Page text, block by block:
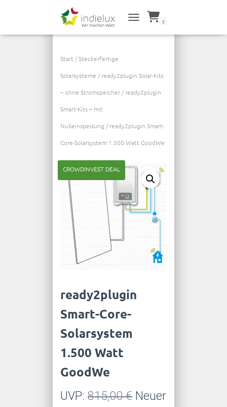
NAVIGATION UMSCHALTEN
0
Start /Steckerfertige
Solarsysteme /ready2plugin Solar-Kits
– ohne Stromspeicher/ready2plugin
Smart-Kits – mit
Nulleinspeisung / ready2plugin Smart-
Core-Solarsystem 1.500 Watt GoodWe
CROWDINVEST DEAL
ready2plugin
Smart-Core-
Solarsystem
1.500 Watt
GoodWe
UVP: 815,00€ Ursprünglicher
Neuer